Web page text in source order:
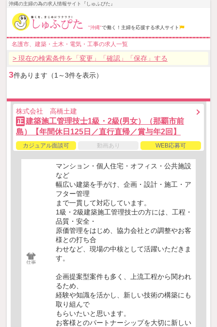
沖縄の主婦の為の求人情報サイト『しゅふぴた』
"沖縄"で働く！主婦を応援する求人サイト
名護市、建築・土木・電気・工事の求人一覧
> 現在の検索条件を「変更」「確認」「保存」する
3件あります（1～3件を表示）
株式会社 高橋土建
正 建築施工管理技士1級・2級(男女）（那覇市前
島）【年間休日125日／直行直帰／賞与年2回】
カジュアル面談可 動画あり WEB応募可
マンション・個人住宅・オフィス・公共施設
など
幅広い建築を手がけ、企画・設計・施工・ア
フター管理
まで一貫して対応しています。
1級・2級建築施工管理技士の方には、工程・
品質・安全・
原価管理をはじめ、協力会社との調整やお客
様との打ち合
わせなど、現場の中核として活躍いただきま
す。
企画提案型案件も多く、上流工程から関われ
るため、
経験や知識を活かし、新しい技術の構築にも
取り組んで
もらいたいと思います。
お客様とのパートナーシップを大切に新しい